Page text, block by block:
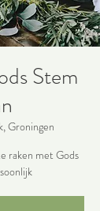
Stem
Groningen
raken met Gods